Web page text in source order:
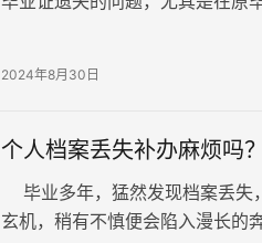
2024年8月30日
个人档案丢失补办麻烦吗
毕业多年，猛然发现档案丢失
玄机，稍有不慎便会陷入漫长的